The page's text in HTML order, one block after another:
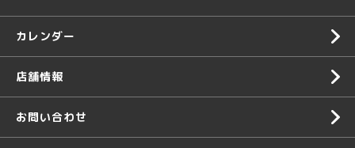
カレンダー
店舗情報
お問い合わせ